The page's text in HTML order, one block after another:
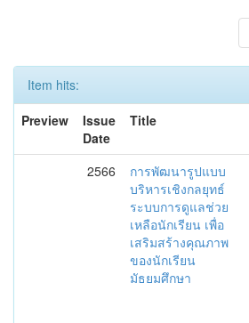
Item hits:
Preview
Issue
Date
Title
2566
การพัฒนารูปแบบ
บริหารเชิงกลยุทธ์
ระบบการดูแลช่วย
เหลือนักเรียน เพื่อ
เสริมสร้างคุณภาพ
ของนักเรียน
มัธยมศึกษา